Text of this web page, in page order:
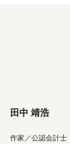
田中 靖浩
作家／公認会計士